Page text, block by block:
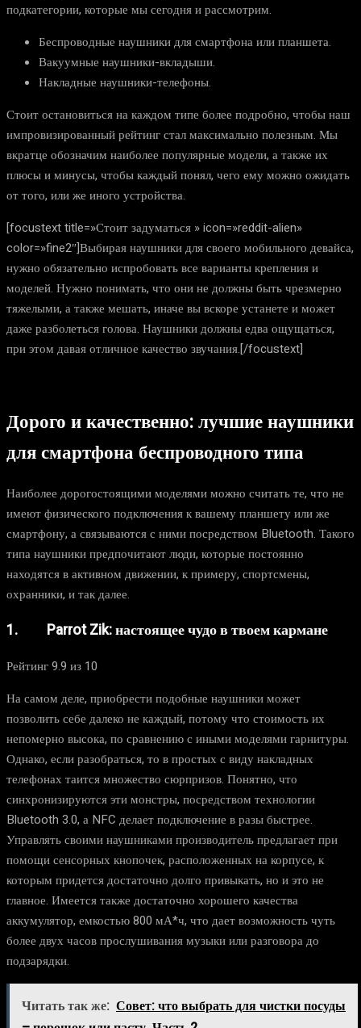
подкатегории, которые мы сегодня и рассмотрим.
Беспроводные наушники для смартфона или планшета.
Вакуумные наушники-вкладыши.
Накладные наушники-телефоны.
Стоит остановиться на каждом типе более подробно, чтобы наш
импровизированный рейтинг стал максимально полезным. Мы
вкратце обозначим наиболее популярные модели, а также их
плюсы и минусы, чтобы каждый понял, чего ему можно ожидать
от того, или же иного устройства.
[focustext title=»Стоит задуматься » icon=»reddit-alien»
color=»fine2″]Выбирая наушники для своего мобильного девайса,
нужно обязательно испробовать все варианты крепления и
моделей. Нужно понимать, что они не должны быть чрезмерно
тяжелыми, а также мешать, иначе вы вскоре устанете и может
даже разболеться голова. Наушники должны едва ощущаться,
при этом давая отличное качество звучания.[/focustext]
Дорого и качественно: лучшие наушники
для смартфона беспроводного типа
Наиболее дорогостоящими моделями можно считать те, что не
имеют физического подключения к вашему планшету или же
смартфону, а связываются с ними посредством Bluetooth. Такого
типа наушники предпочитают люди, которые постоянно
находятся в активном движении, к примеру, спортсмены,
охранники, и так далее.
1. Parrot Zik: настоящее чудо в твоем кармане
Рейтинг 9.9 из 10
На самом деле, приобрести подобные наушники может
позволить себе далеко не каждый, потому что стоимость их
непомерно высока, по сравнению с иными моделями гарнитуры.
Однако, если разобраться, то в простых с виду накладных
телефонах таится множество сюрпризов. Понятно, что
синхронизируются эти монстры, посредством технологии
Bluetooth 3.0, а NFC делает подключение в разы быстрее.
Управлять своими наушниками производитель предлагает при
помощи сенсорных кнопочек, расположенных на корпусе, к
которым придется достаточно долго привыкать, но и это не
главное. Имеется также достаточно хорошего качества
аккумулятор, емкостью 800 мА*ч, что дает возможность чуть
более двух часов прослушивания музыки или разговора до
подзарядки.
Читать так же: Совет: что выбрать для чистки посуды